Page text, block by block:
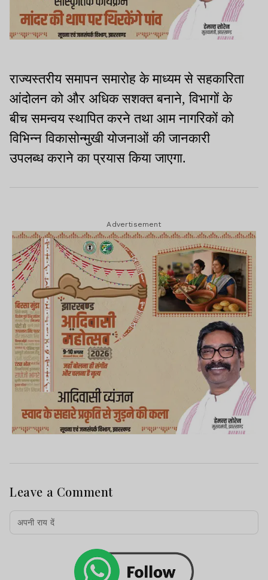
राज्यस्तरीय समापन समारोह के माध्यम से सहकारिता
आंदोलन को और अधिक सशक्त बनाने, विभागों के
बीच समन्वय स्थापित करने तथा आम नागरिकों को
विभिन्न विकासोन्मुखी योजनाओं की जानकारी
उपलब्ध कराने का प्रयास किया जाएगा.
Advertisement
Leave a Comment